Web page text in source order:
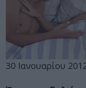
30 Ιανουαρίου